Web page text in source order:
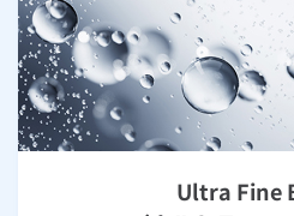
Ultra Fine